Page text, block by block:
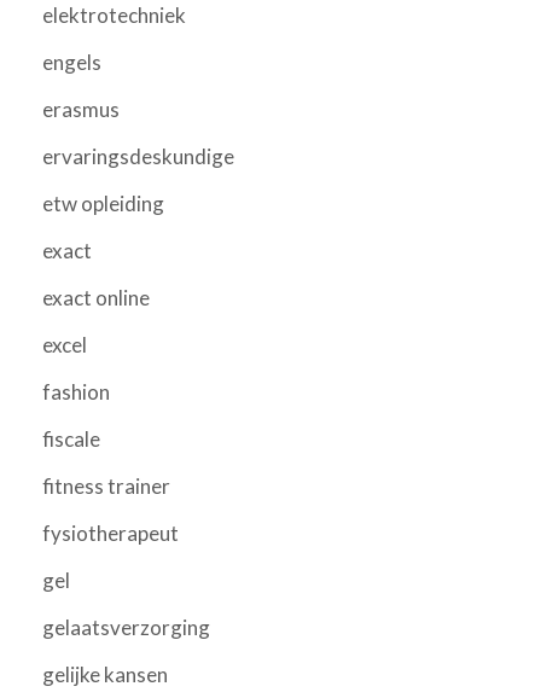
elektrotechniek
engels
erasmus
ervaringsdeskundige
etw opleiding
exact
exact online
excel
fashion
fiscale
fitness trainer
fysiotherapeut
gel
gelaatsverzorging
gelijke kansen